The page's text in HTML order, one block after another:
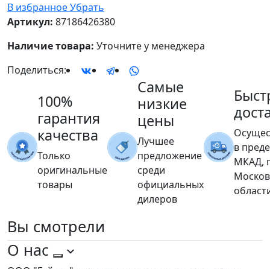
В избранноеУбрать
Артикул: 87186426380
Наличие товара: Уточните у менеджера
Поделиться:
100%
гарантия
качества
Только
оригинальные
товары
Самые
низкие
цены
Лучшее
предложение
среди
официальных
дилеров
в
МКАД,
Вы смотрели
О нас